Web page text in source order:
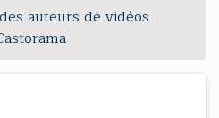
auteurs de vidéos